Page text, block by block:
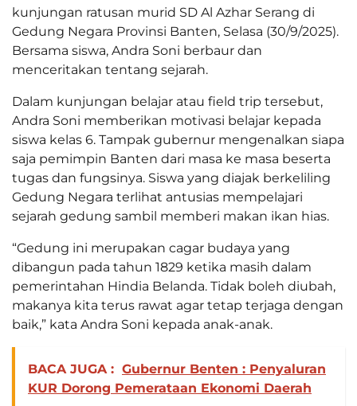
kunjungan ratusan murid SD Al Azhar Serang di
Gedung Negara Provinsi Banten, Selasa (30/9/2025).
Bersama siswa, Andra Soni berbaur dan
menceritakan tentang sejarah.
Dalam kunjungan belajar atau field trip tersebut,
Andra Soni memberikan motivasi belajar kepada
siswa kelas 6. Tampak gubernur mengenalkan siapa
saja pemimpin Banten dari masa ke masa beserta
tugas dan fungsinya. Siswa yang diajak berkeliling
Gedung Negara terlihat antusias mempelajari
sejarah gedung sambil memberi makan ikan hias.
“Gedung ini merupakan cagar budaya yang
dibangun pada tahun 1829 ketika masih dalam
pemerintahan Hindia Belanda. Tidak boleh diubah,
makanya kita terus rawat agar tetap terjaga dengan
baik,” kata Andra Soni kepada anak-anak.
BACA JUGA : Gubernur Benten : Penyaluran
KUR Dorong Pemerataan Ekonomi Daerah